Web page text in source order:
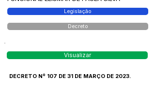
Legislação
Decreto
Visualizar
DECRETO Nº 107 DE 31 DE MARÇO DE 2023.